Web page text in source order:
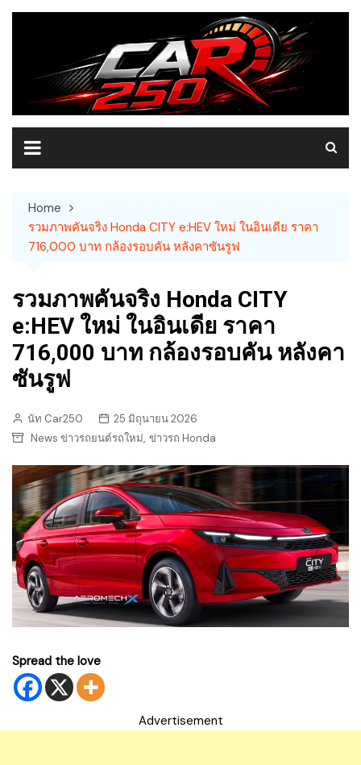
Skip
Home
รวมภาพคันจริง Honda CITY e:HEV ใหม่ ในอินเดีย ราคา
716,000 บาท กล้องรอบคัน หลังคาซันรูฟ
รวมภาพคันจริง Honda CITY
e:HEV ใหม่ ในอินเดีย ราคา
716,000 บาท กล้องรอบคัน หลังคา
ซันรูฟ
นัท Car250
25 มิถุนายน 2026
News ข่าวรถยนต์รถใหม่, ข่าวรถ Honda
Spread the love
Advertisement